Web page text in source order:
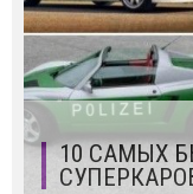
10 САМЫХ